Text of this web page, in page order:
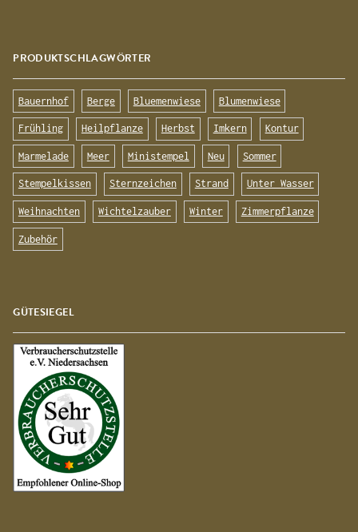
PRODUKTSCHLAGWÖRTER
Bauernhof Berge Bluemenwiese Blumenwiese
Frühling Heilpflanze Herbst Imkern Kontur
Marmelade Meer Ministempel Neu Sommer
Stempelkissen Sternzeichen Strand Unter Wasser
Weihnachten Wichtelzauber Winter Zimmerpflanze
Zubehör
GÜTESIEGEL